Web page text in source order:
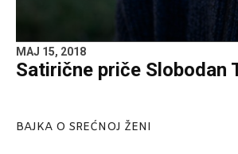
MAJ 15, 2018
Satirične priče Slobodan
BAJKA O SREĆNOJ ŽENI